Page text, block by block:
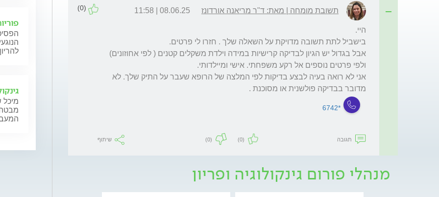
תשובת מומחה | מאת: ד"ר מריאנה אורדונז 08.06.25 | 11:58
(0)
מדובר בבדיקה פולשנית או מסוכנת .
*6742
תגובה (0)
(0) שיתוף
מנהלי פורום גינקולוגיה ופריון
מיכל
מבטה